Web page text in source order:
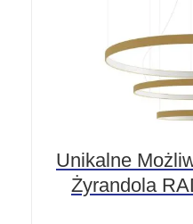
Unikalne
Żyrandola